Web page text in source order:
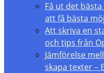
Få ut det bästa
att få bästa
Att skriva en
och tips från
Jämförelse
skapa texter –